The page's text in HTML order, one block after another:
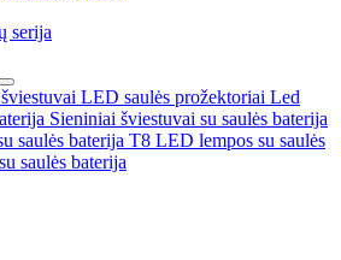
serija
LED saulės prožektoriai Led
Sieniniai šviestuvai su saulės baterija
saulės baterija T8 LED lempos su saulės
saulės baterija